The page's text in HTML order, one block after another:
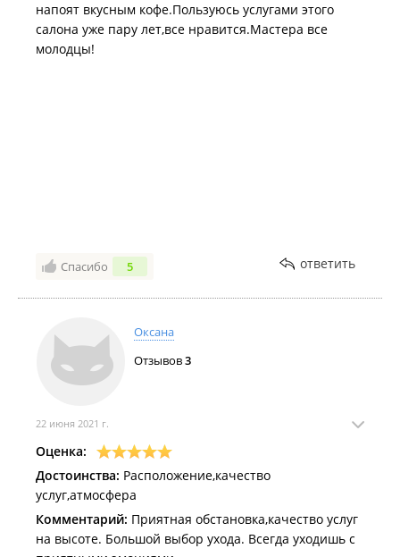
напоят вкусным кофе.Пользуюсь услугами этого
салона уже пару лет,все нравится.Мастера все
молодцы!
Спасибо 5 ответить
Оксана
Отзывов3
22 июня 2021 г.
Оценка:
Достоинства: Расположение,качество
услуг,атмосфера
Комментарий: Приятная обстановка,качество услуг
на высоте. Большой выбор ухода. Всегда уходишь с